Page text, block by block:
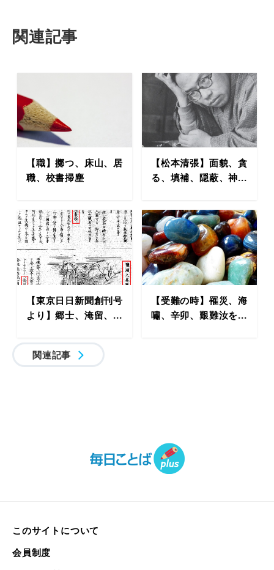
関連記事
【職】擲つ、床山、居
職、校書掃塵
【松本清張】面貌、貪
る、填補、隠蔽、神...
【東京日日新聞創刊号
より】郷士、淹留、...
【受難の時】罹災、海
嘯、辛卯、艱難汝を...
関連記事
このサイトについて
会員制度